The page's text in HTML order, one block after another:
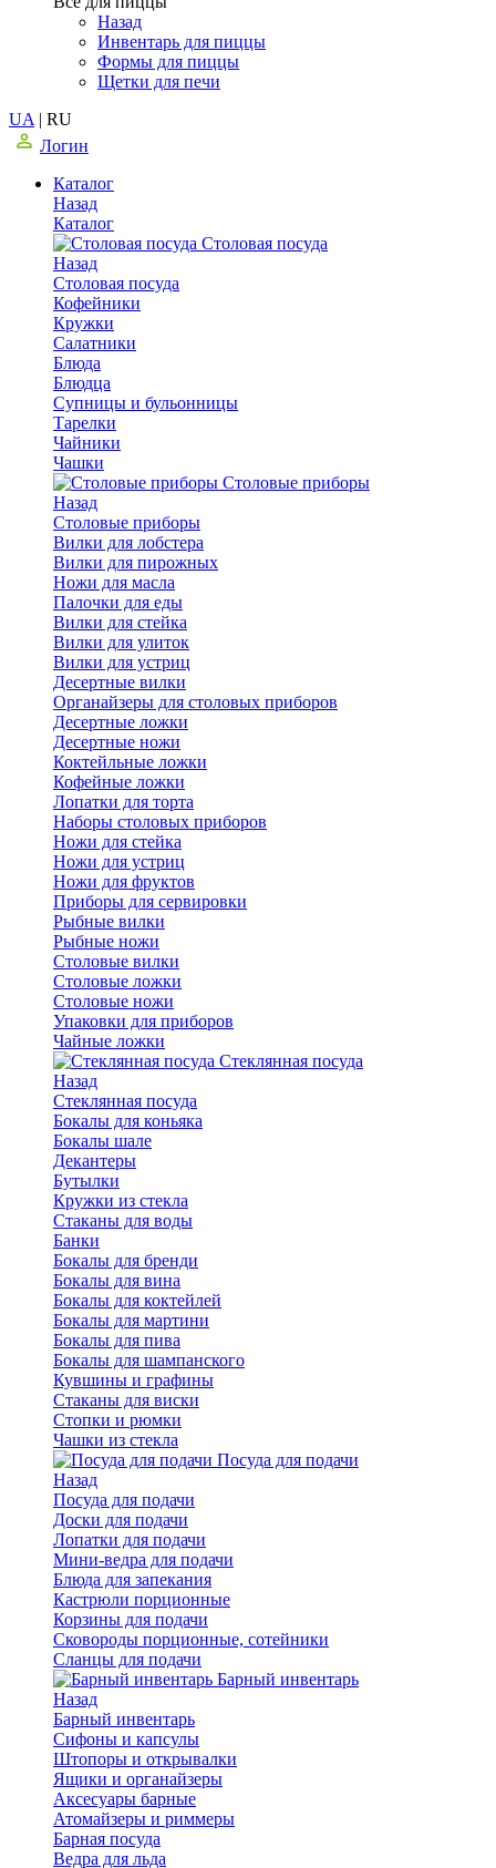
Назад
Инвентарь для пиццы
Формы для пиццы
Щетки для печи
UA | RU
Логин
Каталог
Назад
Каталог
Столовая посуда
Назад
Столовая посуда
Кофейники
Кружки
Салатники
Блюда
Блюдца
Супницы и бульонницы
Тарелки
Чайники
Чашки
Cтоловые приборы
Назад
Cтоловые приборы
Вилки для лобстера
Вилки для пирожных
Ножи для масла
Палочки для еды
Вилки для стейка
Вилки для улиток
Вилки для устриц
Десертные вилки
Органайзеры для столовых приборов
Десертные ложки
Десертные ножи
Коктейльные ложки
Кофейные ложки
Лопатки для торта
Наборы столовых приборов
Ножи для стейка
Ножи для устриц
Ножи для фруктов
Приборы для сервировки
Рыбные вилки
Рыбные ножи
Столовые вилки
Столовые ложки
Столовые ножи
Упаковки для приборов
Чайные ложки
Стеклянная посуда
Назад
Стеклянная посуда
Бокалы для коньяка
Бокалы шале
Декантеры
Бутылки
Кружки из стекла
Стаканы для воды
Банки
Бокалы для бренди
Бокалы для вина
Бокалы для коктейлей
Бокалы для мартини
Бокалы для пива
Бокалы для шампанского
Кувшины и графины
Стаканы для виски
Стопки и рюмки
Чашки из стекла
Посуда для подачи
Назад
Посуда для подачи
Доски для подачи
Лопатки для подачи
Мини-ведра для подачи
Блюда для запекания
Кастрюли порционные
Корзины для подачи
Сковороды порционные, сотейники
Сланцы для подачи
Барный инвентарь
Назад
Барный инвентарь
Сифоны и капсулы
Штопоры и открывалки
Ящики и органайзеры
Аксесуары барные
Атомайзеры и риммеры
Барная посуда
Ведра для льда